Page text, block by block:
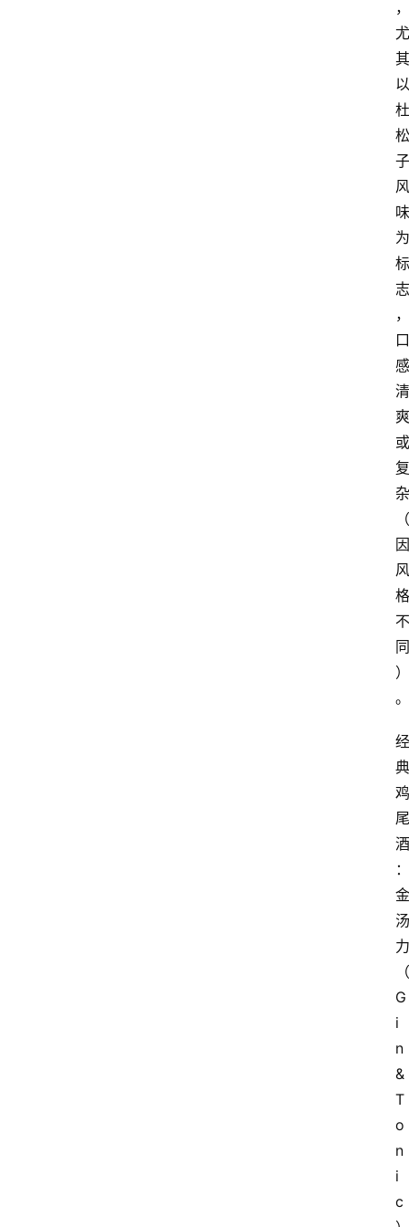
，
尤
其
以
杜
松
子
风
味
为
标
志
，
口
感
清
爽
或
复
杂
（
因
风
格
不
同
）
。
经
典
鸡
尾
酒
：
金
汤
力
（
G
i
n
&
T
o
n
i
c